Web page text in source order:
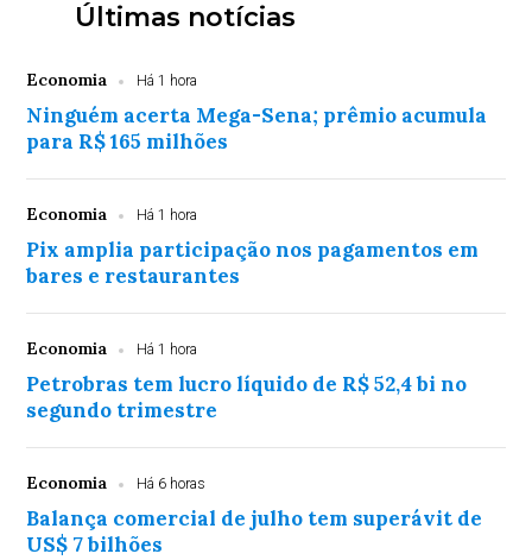
Últimas notícias
Economia Há 1 hora
Ninguém acerta Mega-Sena; prêmio acumula
para R$ 165 milhões
Economia Há 1 hora
Pix amplia participação nos pagamentos em
bares e restaurantes
Economia Há 1 hora
Petrobras tem lucro líquido de R$ 52,4 bi no
segundo trimestre
Economia Há 6 horas
Balança comercial de julho tem superávit de
US$ 7 bilhões